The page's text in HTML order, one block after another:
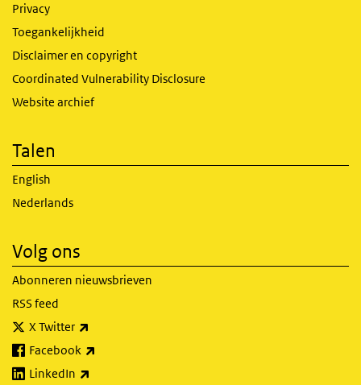
Privacy
Toegankelijkheid
Disclaimer en copyright
Coordinated Vulnerability Disclosure
Website archief
Talen
English
Nederlands
Volg ons
Abonneren nieuwsbrieven
RSS feed
X Twitter
Facebook
LinkedIn